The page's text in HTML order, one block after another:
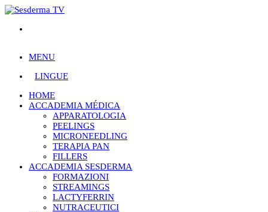
MENU
LINGUE
HOME
ACCADEMIA MÉDICA
APPARATOLOGIA
PEELINGS
MICRONEEDLING
TERAPIA PAN
FILLERS
ACCADEMIA SESDERMA
FORMAZIONI
STREAMINGS
LACTYFERRIN
NUTRACEUTICI